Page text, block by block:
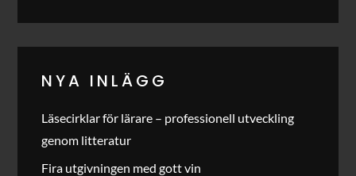
NYA INLÄGG
Läsecirklar för lärare – professionell utveckling
genom litteratur
Fira utgivningen med gott vin